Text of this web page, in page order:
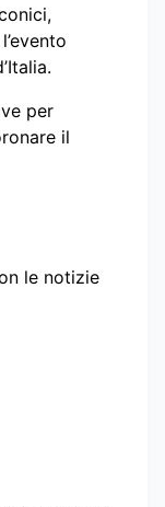
per
il
le notizie